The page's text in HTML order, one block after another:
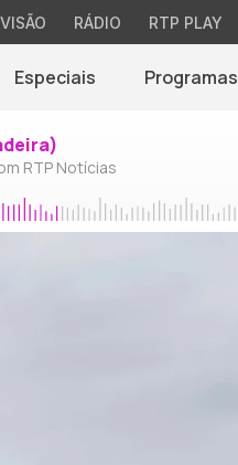
RÁDIO RTP PLAY
Especiais Programas
RTP Notícias